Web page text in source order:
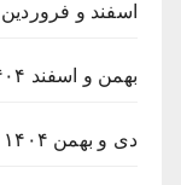
اسفند و فروردین ۱۴۰۴
بهمن و اسفند ۱۴۰۴
دی و بهمن ۱۴۰۴